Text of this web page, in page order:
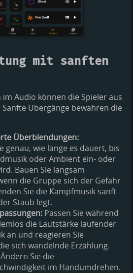
mit sanften
Audio können die Spieler aus
Übergänge bewahren die
Überblendungen:
genau, wie lange es dauert, bis
oder Ambient ein- oder
Bauen Sie langsam
die Gruppe sich der Gefahr
Sie die Kampfmusik sanft
Staub legt.
Passen Sie während
die Lautstärke laufender
an und reagieren Sie
sich wandelnde Erzählung.
Ändern Sie die
im Handumdrehen.